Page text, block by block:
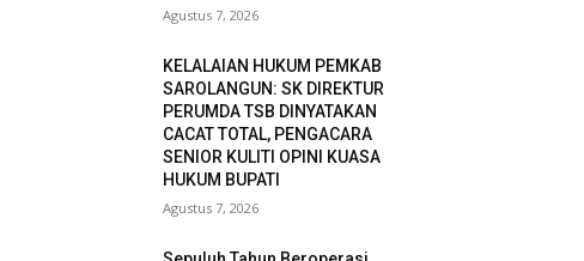
Agustus 7, 2026
KELALAIAN HUKUM PEMKAB
SAROLANGUN: SK DIREKTUR
PERUMDA TSB DINYATAKAN
CACAT TOTAL, PENGACARA
SENIOR KULITI OPINI KUASA
HUKUM BUPATI
Agustus 7, 2026